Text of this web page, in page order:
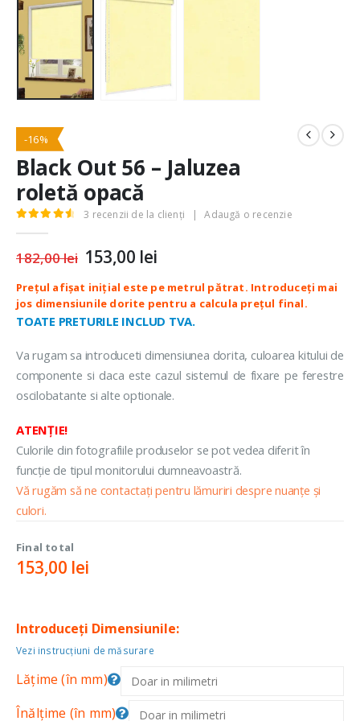
-16%
Black Out 56 – Jaluzea
roletă opacă
3 recenzii de la clienți | Adaugă o recenzie
182,00lei Prețul
inițial
a
fost:
182,00 lei.
153,00 lei
este:
153,00 lei.
TOATE PRETURILE INCLUD TVA.
Va rugam sa introduceti dimensiunea dorita, culoarea kitului de
componente si daca este cazul sistemul de fixare pe ferestre
oscilobatante si alte optionale.
ATENȚIE!
Culorile din fotografiile produselor se pot vedea diferit în
funcție de tipul monitorului dumneavoastră.
Vă rugăm să ne contactați pentru lămuriri despre nuanțe și
culori.
Final total
153,00 lei
Introduceți Dimensiunile:
Vezi instrucțiuni de măsurare
Lățime (în mm)
Înălțime (în mm)